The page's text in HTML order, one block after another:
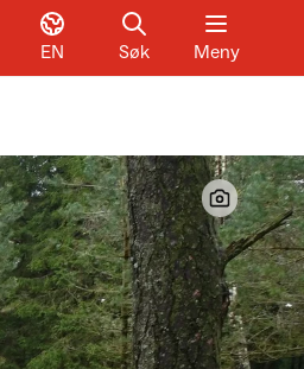
EN Søk Meny